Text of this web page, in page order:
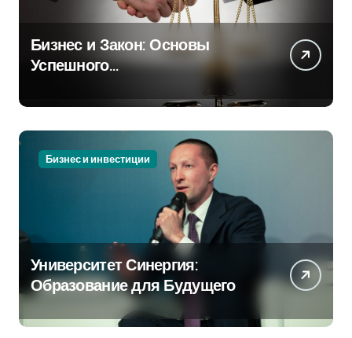
Бизнес и Закон: Основы
Успешного
Бизнес и инвестиции
Университет Синергия:
Образование для Будущего